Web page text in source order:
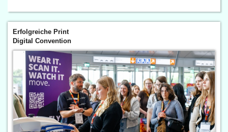
Erfolgreiche Print
Digital Convention